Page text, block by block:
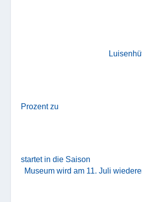
Prozent zu
startet in die Saison
Museum wird am 11. Juli